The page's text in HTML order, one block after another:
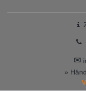
✉
»